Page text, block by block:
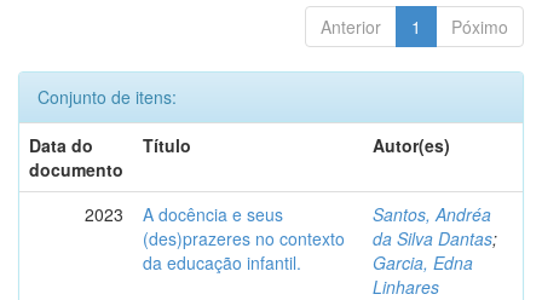
Anterior 1 Póximo
Conjunto de itens:
Data do
documento
Título Autor(es)
2023
A docência e seus
(des)prazeres no contexto
da educação infantil.
Santos, Andréa
da Silva Dantas;
Garcia, Edna
Linhares